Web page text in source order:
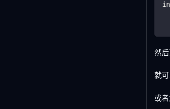
然
就
或